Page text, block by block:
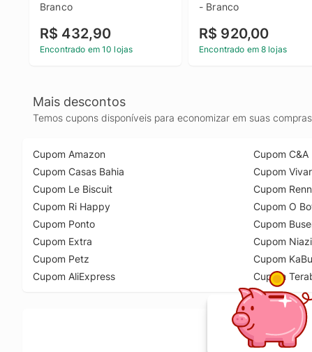
Branco
R$ 432,90
Encontrado em 10 lojas
- Branco
R$ 920,00
Encontrado em 8 lojas
Mais descontos
Temos cupons disponíveis para economizar em suas
Cupom Amazon
Cupom Casas Bahia
Cupom Le Biscuit
Cupom Ri Happy
Cupom Ponto
Cupom Extra
Cupom Petz
Cupom AliExpress
Cupom C&A
Cupom
Cupom
Cupom O
Cupom
Cupom
Cupom
Cupom